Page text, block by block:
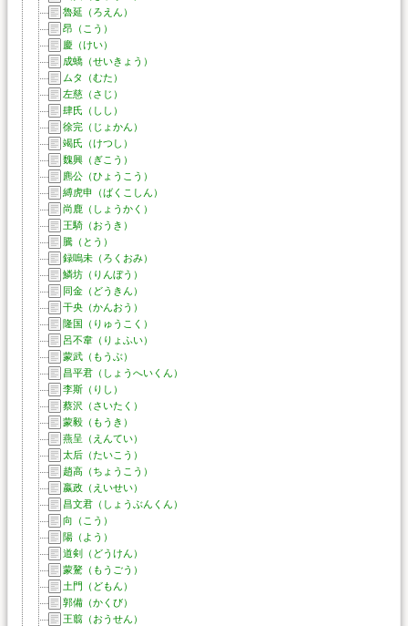
魯延（ろえん）
昂（こう）
慶（けい）
成蟜（せいきょう）
ムタ（むた）
左慈（さじ）
肆氏（しし）
徐完（じょかん）
竭氏（けつし）
魏興（ぎこう）
麃公（ひょうこう）
縛虎申（ばくこしん）
尚鹿（しょうかく）
王騎（おうき）
騰（とう）
録嗚未（ろくおみ）
鱗坊（りんぼう）
同金（どうきん）
干央（かんおう）
隆国（りゅうこく）
呂不韋（りょふい）
蒙武（もうぶ）
昌平君（しょうへいくん）
李斯（りし）
蔡沢（さいたく）
蒙毅（もうき）
燕呈（えんてい）
太后（たいこう）
趙高（ちょうこう）
嬴政（えいせい）
昌文君（しょうぶんくん）
向（こう）
陽（よう）
道剣（どうけん）
蒙驁（もうごう）
土門（どもん）
郭備（かくび）
王翦（おうせん）